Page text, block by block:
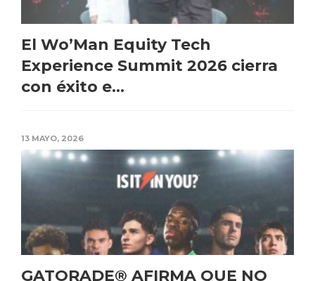
El Wo’Man Equity Tech
Experience Summit 2026 cierra
con éxito e...
13 MAYO, 2026
GATORADE® AFIRMA QUE NO